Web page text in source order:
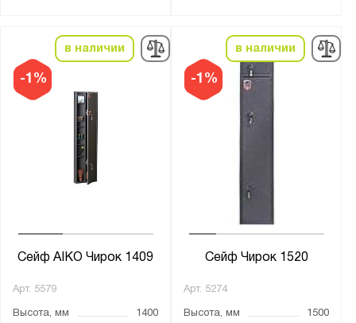
-1%
в наличии
Сейф AIKO Чирок 1409
Арт. 5579
Высота, мм
1400
-1%
в наличии
Сейф Чирок 1520
Арт. 5274
Высота, мм
1500